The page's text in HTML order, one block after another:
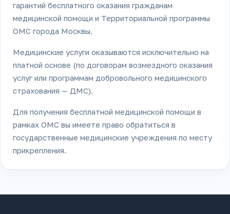
гарантий бесплатного оказания гражданам
медицинской помощи и Территориальной программы
ОМС города Москвы.
Медицинские услуги оказываются исключительно на
платной основе (по договорам возмездного оказания
услуг или программам добровольного медицинского
страхования — ДМС).
Для получения бесплатной медицинской помощи в
рамках ОМС вы имеете право обратиться в
государственные медицинские учреждения по месту
прикрепления.